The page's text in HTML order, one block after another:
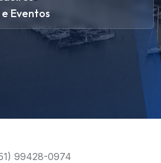
Eventos
99428-0974